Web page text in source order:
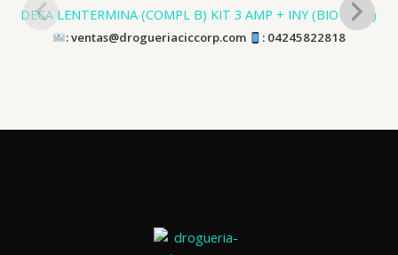
DECA LENTERMINA (COMPL B) KIT 3 AMP + INY (BIOTECH)
: ventas@drogueriaciccorp.com : 04245822818